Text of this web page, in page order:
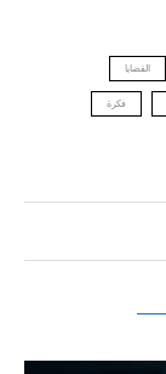
القضايا
فكرة